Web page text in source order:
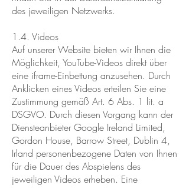
des jeweiligen Netzwerks.
1.4. Videos
Auf unserer Website bieten wir Ihnen die
Möglichkeit, YouTube-Videos direkt über
eine iframe-Einbettung anzusehen. Durch
Anklicken eines Videos erteilen Sie eine
Zustimmung gemäß Art. 6 Abs. 1 lit. a
DSGVO. Durch diesen Vorgang kann der
Diensteanbieter Google Ireland Limited,
Gordon House, Barrow Street, Dublin 4,
Irland personenbezogene Daten von Ihnen
für die Dauer des Abspielens des
jeweiligen Videos erheben. Eine